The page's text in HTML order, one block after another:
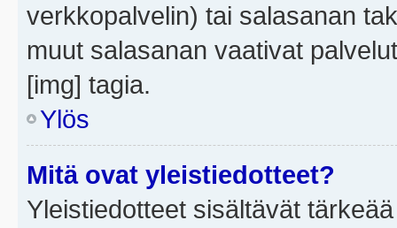
verkkopalvelin) tai salasanan
muut salasanan vaativat
[img] tagia.
Ylös
Mitä ovat yleistiedotteet?
Yleistiedotteet sisältävät